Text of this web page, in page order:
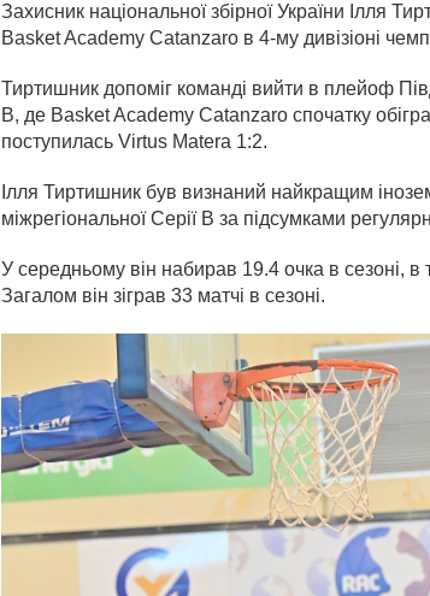
Захисник національної збірної України Ілля
Basket Academy Catanzaro в 4-му дивізіоні
Тиртишник допоміг команді вийти в плейоф
B, де Basket Academy Catanzaro спочатку
поступилась Virtus Matera 1:2.
Ілля Тиртишник був визнаний найкращим
міжрегіональної Серії B за підсумками
У середньому він набирав 19.4 очка в сезоні,
Загалом він зіграв 33 матчі в сезоні.